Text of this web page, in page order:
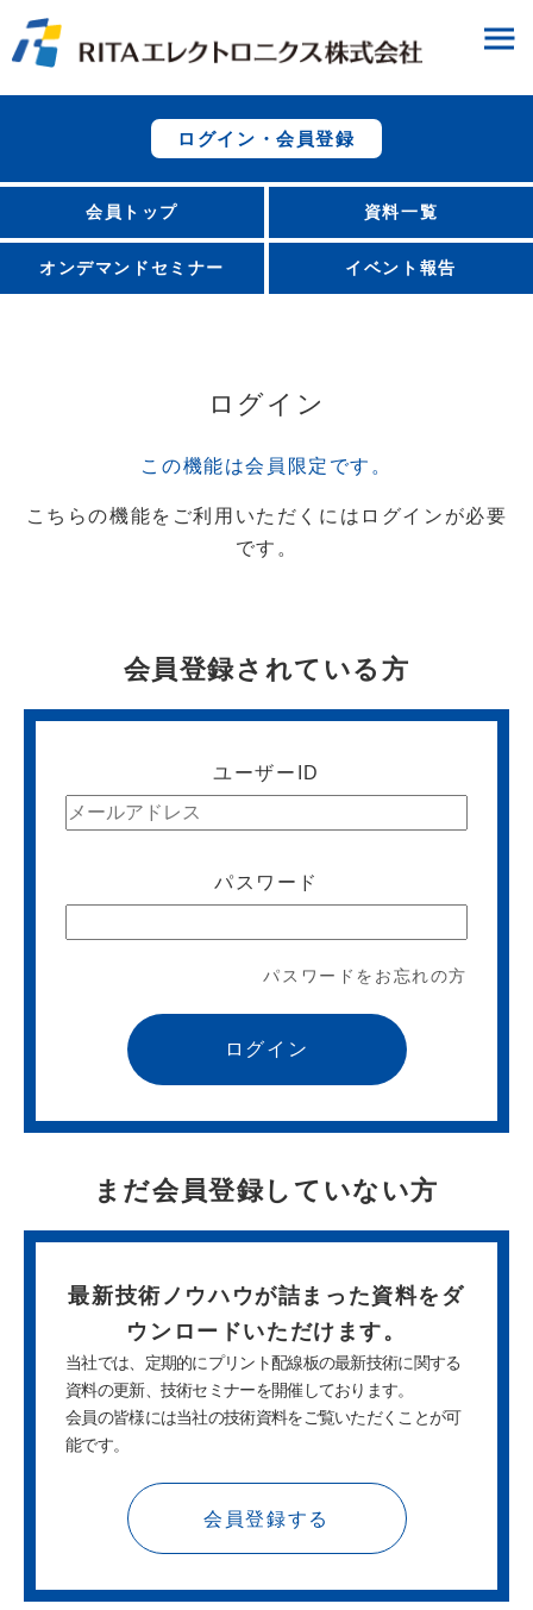
ログイン・会員登録
会員トップ 資料一覧
オンデマンドセミナー イベント報告
ログイン
この機能は会員限定です。
こちらの機能をご利用いただくにはログインが必要
です。
会員登録されている方
ユーザーID
パスワード
パスワードをお忘れの方
ログイン
まだ会員登録していない方
最新技術ノウハウが詰まった資料をダ
ウンロードいただけます。
当社では、定期的にプリント配線板の最新技術に関する
資料の更新、技術セミナーを開催しております。
会員の皆様には当社の技術資料をご覧いただくことが可
能です。
会員登録する